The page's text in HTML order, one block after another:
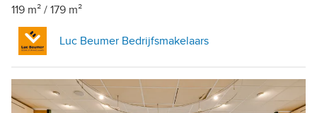
119 m² / 179 m²
Luc Beumer Bedrijfsmakelaars